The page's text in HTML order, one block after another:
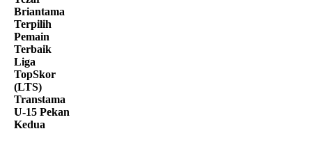
Briantama
Terpilih
Pemain
Terbaik
Liga
TopSkor
(LTS)
Transtama
U-15 Pekan
Kedua